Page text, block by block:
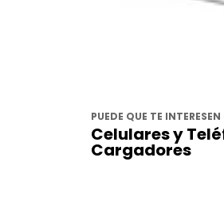
PUEDE QUE TE
Celulares y
Cargadores